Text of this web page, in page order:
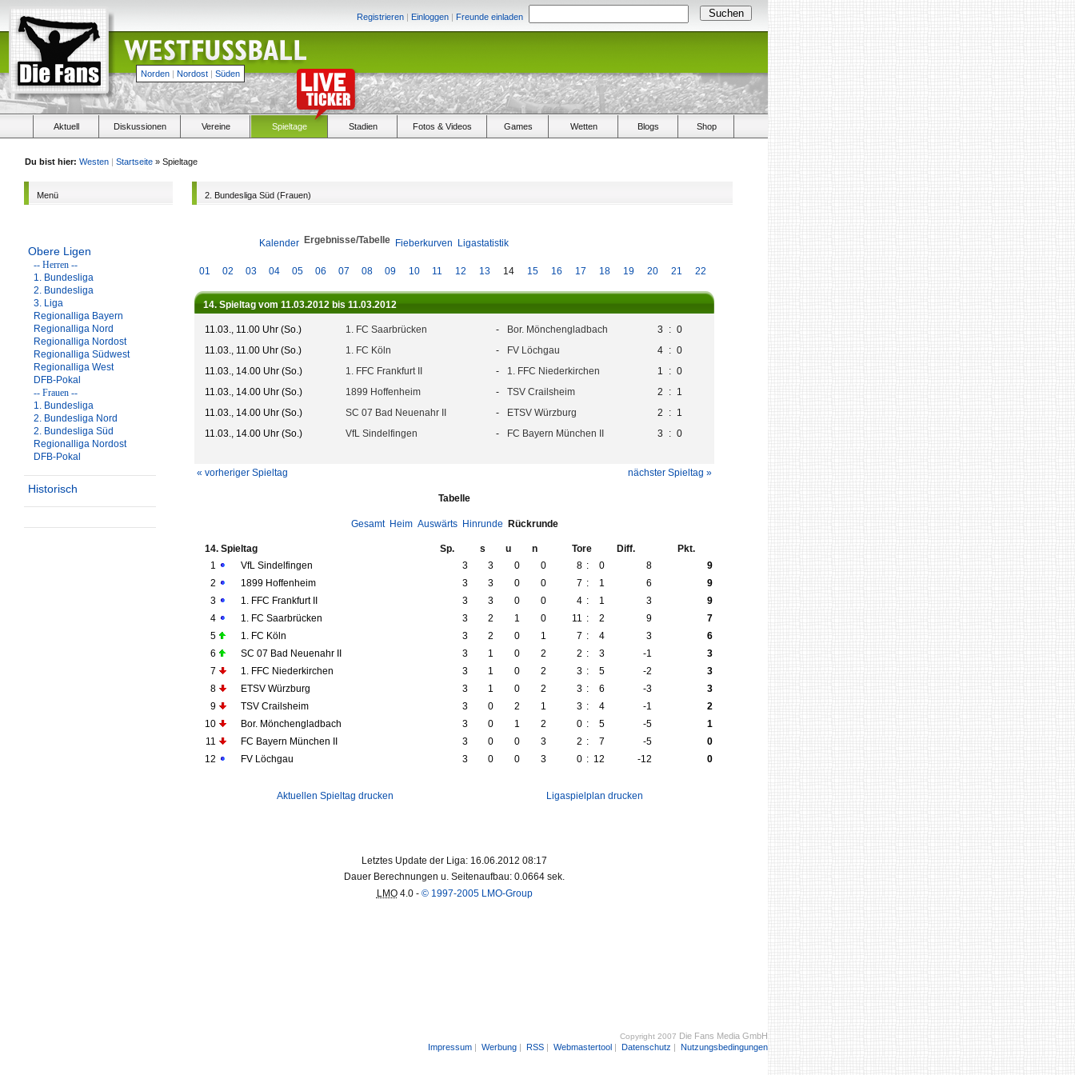
Registrieren | Einloggen | Freunde einladen
Norden | Nordost | Süden
Aktuell Diskussionen Vereine Spieltage Stadien Fotos & Videos Games Wetten Blogs Shop
Du bist hier: Westen | Startseite » Spieltage
Menü
Obere Ligen
-- Herren --
1. Bundesliga
2. Bundesliga
3. Liga
Regionalliga Bayern
Regionalliga Nord
Regionalliga Nordost
Regionalliga Südwest
Regionalliga West
DFB-Pokal
-- Frauen --
1. Bundesliga
2. Bundesliga Nord
2. Bundesliga Süd
Regionalliga Nordost
DFB-Pokal
Historisch
2. Bundesliga Süd (Frauen)
Kalender Ergebnisse/Tabelle Fieberkurven Ligastatistik
01 02 03 04 05 06 07 08 09 10 11 12 13 14 15 16 17 18 19 20 21 22
14. Spieltag vom 11.03.2012 bis 11.03.2012
11.03., 11.00 Uhr (So.) 1. FC Saarbrücken - Bor. Mönchengladbach 3 : 0
11.03., 11.00 Uhr (So.)
1. FC Köln - FV Löchgau 4 : 0
11.03., 14.00 Uhr (So.)
1. FFC Frankfurt II - 1. FFC Niederkirchen 1 : 0
11.03., 14.00 Uhr (So.)
1899 Hoffenheim - TSV Crailsheim 2 : 1
11.03., 14.00 Uhr (So.)
SC 07 Bad Neuenahr II - ETSV Würzburg 2 : 1
11.03., 14.00 Uhr (So.)
VfL Sindelfingen - FC Bayern München II 3 : 0
« vorheriger Spieltag nächster Spieltag »
Tabelle
Gesamt Heim Auswärts Hinrunde Rückrunde
14. Spieltag Sp. s u n Tore Diff.
Pkt.
1
VfL Sindelfingen 3 3 0 0 8 : 0 8
9
2
1899 Hoffenheim 3 3 0 0 7 : 1 6
9
3
1. FFC Frankfurt II 3 3 0 0 4 : 1 3
9
4
1. FC Saarbrücken 3 2 1 0 11 : 2 9
7
5
1. FC Köln 3 2 0 1 7 : 4 3
6
6
SC 07 Bad Neuenahr II 3 1 0 2 2 : 3 -1
3
7
1. FFC Niederkirchen 3 1 0 2 3 : 5 -2
3
8
ETSV Würzburg 3 1 0 2 3 : 6 -3
3
9
TSV Crailsheim 3 0 2 1 3 : 4 -1
2
10
Bor. Mönchengladbach 3 0 1 2 0 : 5 -5
1
11
FC Bayern München II 3 0 0 3 2 : 7 -5
0
12
FV Löchgau 3 0 0 3 0 : 12 -12 0
Aktuellen Spieltag drucken Ligaspielplan drucken
Letztes Update der Liga: 16.06.2012 08:17
Dauer Berechnungen u. Seitenaufbau: 0.0664 sek.
LMO4.0 - © 1997-2005 LMO-Group
Copyright 2007 Die Fans Media GmbH
Impressum | Werbung | RSS | Webmastertool | Datenschutz | Nutzungsbedingungen